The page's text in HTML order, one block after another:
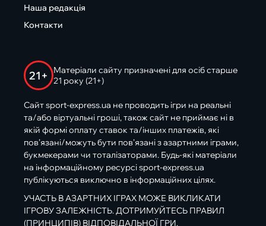
Наша редакція
Контакти
21+
Матеріали сайту призначені для осіб старше
21 року (21+)
Сайт sport-express.ua не проводить ігри на реальні
та/або віртуальні гроші, також сайт не приймає ні в
якій формі оплату ставок та/інших платежів, які
пов’язані/можуть бути пов’язані з азартними іграми,
букмекерами чи тоталізаторами. Будь-які матеріали
на інформаційному ресурсі sport-express.ua
публікуються виключно в інформаційних цілях.
УЧАСТЬ В АЗАРТНИХ ІГРАХ МОЖЕ ВИКЛИКАТИ
ІГРОВУ ЗАЛЕЖНІСТЬ. ДОТРИМУЙТЕСЬ ПРАВИЛ
(ПРИНЦИПІВ) ВІДПОВІДАЛЬНОЇ ГРИ.